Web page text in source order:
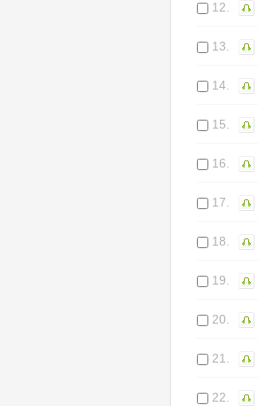
12.
13.
14.
15.
16.
17.
18.
19.
20.
21.
22.